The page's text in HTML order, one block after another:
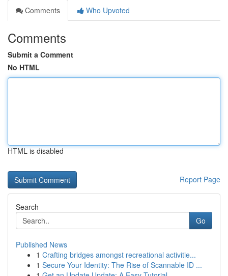
Comments
Who Upvoted
Comments
Submit a Comment
No HTML
HTML is disabled
Report Page
Search
Go
Published News
1 Crafting bridges amongst recreational activitie...
1 Secure Your Identity: The Rise of Scannable ID ...